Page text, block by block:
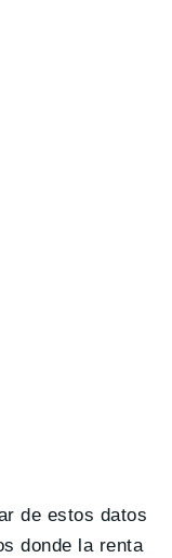
de estos datos
donde la renta